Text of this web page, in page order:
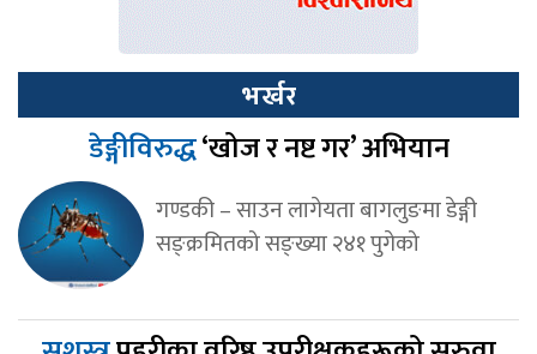
भर्खर
डेङ्गीविरुद्ध‘खोज र नष्ट गर’ अभियान
गण्डकी – साउन लागेयता बागलुङमा डेङ्गी
सङ्क्रमितको सङ्ख्या २४१ पुगेको